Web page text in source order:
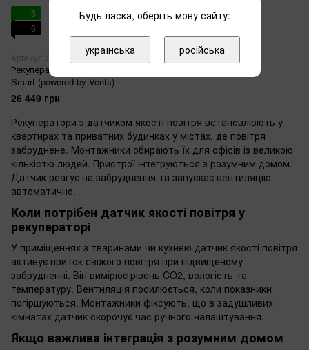
6
6
Артикул: 23073079
Рекуператор BREEZY 200-E
Smart (powered by Vents)
26 449 грн
Рекуператори з датчиком якості повітря встановлюють у
квартирах та приватних будинках у містах, де повітря
забруднене. Монтажники обирають їх для офісів із великою
кількістю людей. Пристрої інтегруються з розумним домом.
Датчик реагує на забруднення та запускає вентиляцію
автоматично.
Коли потрібен датчик якості повітря у
рекуператорі
У приміщеннях з тваринами чи кухнею датчик якості повітря
активує приток свіжого повітря при підвищеному
забрудненні. Він вимірює рівень CO2, вологість та
температуру. Вентиляція посилюється, коли показники
погіршуються. Монтажники фіксують, що в задушливих
кімнатах датчик скорочує час ручного налаштування.
Якщо важлива інтеграція з розумним домом
Будь ласка, оберіть мову сайту:
українська російська